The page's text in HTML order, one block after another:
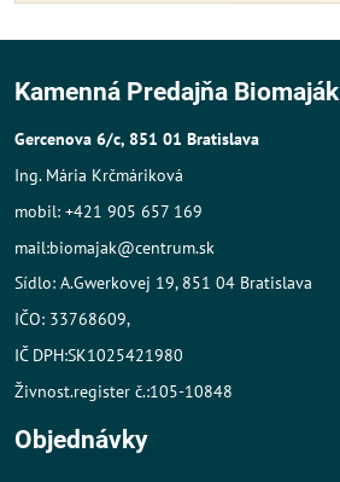
Kamenná Predajňa Biomaják
Gercenova 6/c, 851 01 Bratislava
Ing. Mária Krčmáriková
mobil: +421 905 657 169
mail:biomajak@centrum.sk
Sídlo: A.Gwerkovej 19, 851 04 Bratislava
IČO: 33768609,
IČ DPH:SK1025421980
Živnost.register č.:105-10848
Objednávky